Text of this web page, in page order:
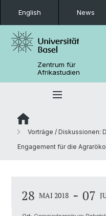
English News
Zentrum für
Afrikastudien
Vorträge / Diskussionen:
Engagement für die
28 MAI 2018 - 07